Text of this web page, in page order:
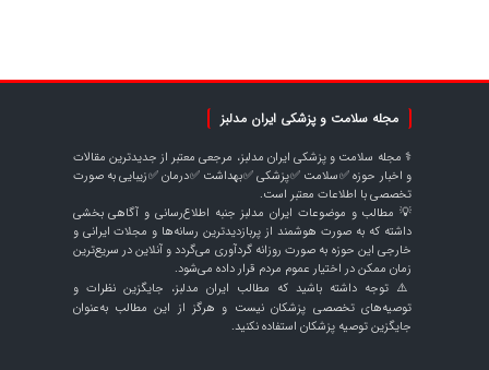
مجله سلامت و پزشکی ایران مدلبز
⚕️ مجله سلامت و پزشکی ایران مدلبز، مرجعی معتبر از جدیدترین مقالات
و اخبار حوزه ✅سلامت ✅پزشکی ✅بهداشت ✅درمان ✅زیبایی به صورت
تخصصی با اطلاعات معتبر است.
💡 مطالب و موضوعات ایران مدلبز جنبه اطلاع‌رسانی و آگاهی بخشی
داشته که به صورت هوشمند از پربازدیدترین رسانه‌ها و مجلات ایرانی و
خارجی این حوزه به صورت روزانه گردآوری می‌گردد و آنلاین در سریع‌ترین
زمان ممکن در اختیار عموم مردم قرار داده می‌شود.
⚠️ توجه داشته باشید که مطالب ایران مدلبز، جایگزین نظرات و
توصیه‌های تخصصی پزشکان نیست و هرگز از این مطالب به‌عنوان
جایگزین توصیه پزشکان استفاده نکنید.